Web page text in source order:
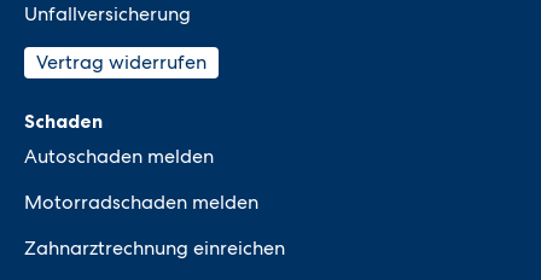
Unfallversicherung
Vertrag widerrufen
Schaden
Autoschaden melden
Motorradschaden melden
Zahnarztrechnung einreichen